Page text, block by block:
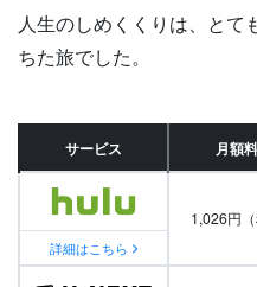
人生のしめくくりは、とて
ちた旅でした。
サービス 月額
詳細はこちら
1,026円（